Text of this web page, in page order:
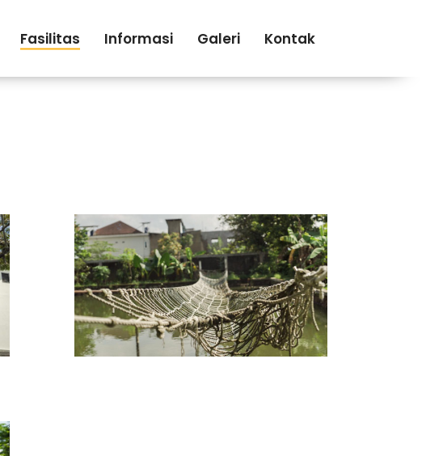
Fasilitas Informasi Galeri Kontak